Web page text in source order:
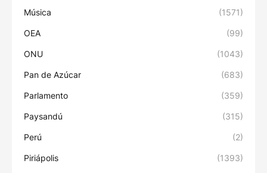
Música (1571)
OEA (99)
ONU (1043)
Pan de Azúcar (683)
Parlamento (359)
Paysandú (315)
Perú (2)
Piriápolis (1393)